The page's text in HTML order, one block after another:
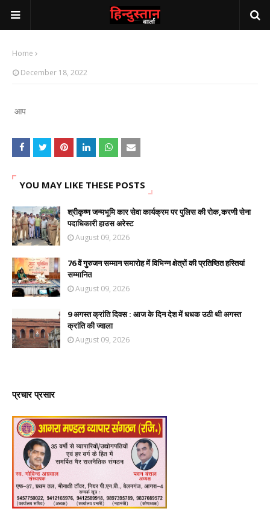
Home
December 18, 2022
आप
YOU MAY LIKE THESE POSTS
श्रीकृष्ण जन्मभूमि कार सेवा कार्यक्रम पर पुलिस की रोक,करणी सेना
पदाधिकारी हाउस अरेस्ट
August 09, 2026
76 वें गुरुजन सम्मान समारोह में विभिन्न क्षेत्रों की प्रतिष्ठित हस्तियां
सम्मानित
August 09, 2026
9 अगस्त क्रांति दिवस : आज के दिन देश में धधक उठी थी अगस्त
क्रांति की ज्वाला
August 09, 2026
प्रचार प्रसार